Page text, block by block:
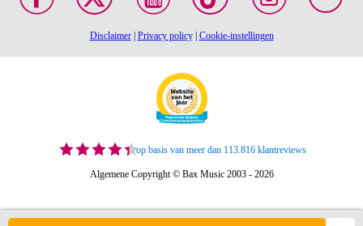
Disclaimer| Privacy policy| Cookie-instellingen
op basis van meer dan 113.816 klantreviews
Algemene Copyright © Bax Music 2003 - 2026